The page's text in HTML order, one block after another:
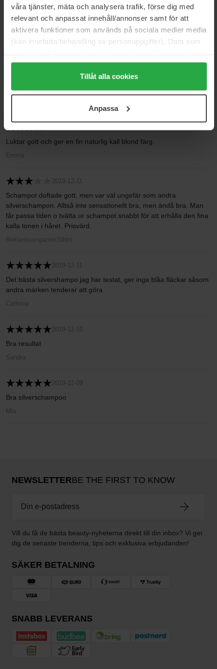
våra tjänster, mäta och analysera trafik, förse dig med
relevant och anpassat innehåll/annonser samt för att
aktivera funktioner som används på sociala medier media
(kan innefatta behandling av personuppgifter). Data som
trycka på "Tillåt alla cookies" accepterar du alla cookies,
medan du under "Detaljer" kan anpassa användningen av
cookies. Du kan när som helst återkalla ditt samtycke.
Tillåt alla cookies
Anpassa
Baserat på 10 recensioner
60%
Luktar gott och ger en fin naturlig kall blond färg.
Emma
2019-12-11
Schampot doftade gott, men var väl ungefär som andra
silverschampon. Alltså inte sensationellt bra, men ändå bra. Man
får passa tiden o tvätta ur schampot snabbt för att erhålla den fina
kalla tonen i håret. Prisvärd.
ReklamcompanietSthlm
2019-12-11
Det bästa silvershampo jag har testat, ger inga blåa fläckar såsom
andra märken tenderar att göra
Cathrine
2019-12-10
Bra resultat
Sandra
2019-12-09
Bra silverschampoo
Mia
NEWSLETTERBE THE FIRST TO KNOW
Vill du få de bästa beauty-nyheterna direkt till din inbox? Vi ger
dig de senaste trenderna, tips och exklusiva erbjudanden!
SÄKER BETALNING
SNABB LEVERANS